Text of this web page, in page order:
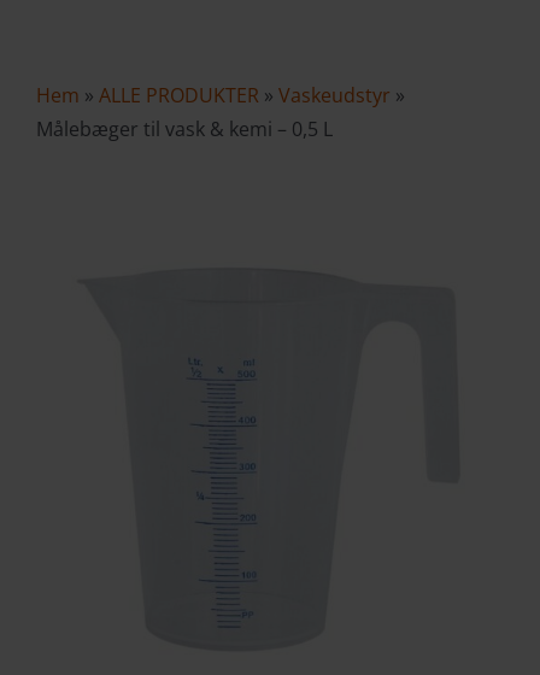
VAREKURV
Hem » ALLE PRODUKTER » Vaskeudstyr »
Målebæger til vask & kemi – 0,5 L